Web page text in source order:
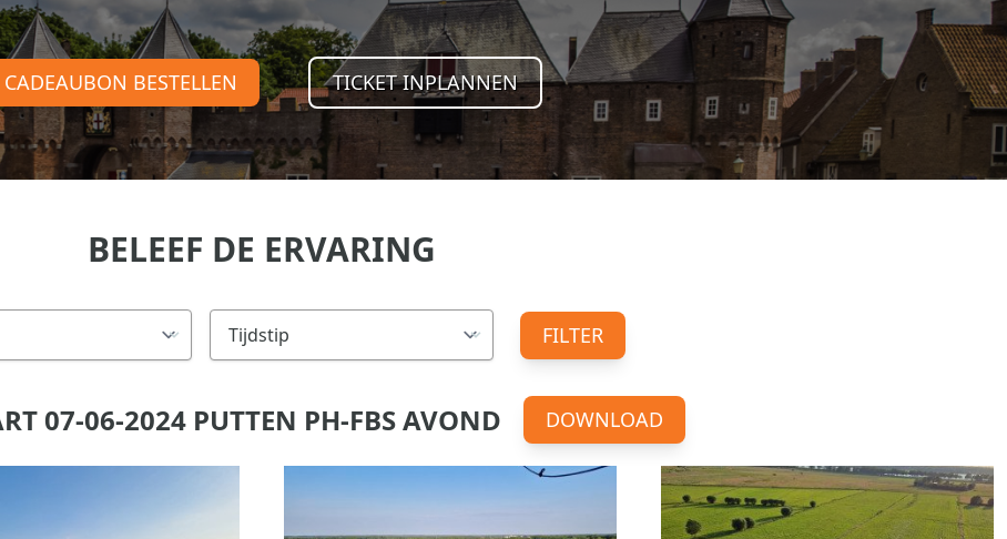
CADEAUBON BESTELLEN TICKET INPLANNEN
BELEEF DE ERVARING
FILTER
07-06-2024 PUTTEN PH-FBS AVOND DOWNLOAD